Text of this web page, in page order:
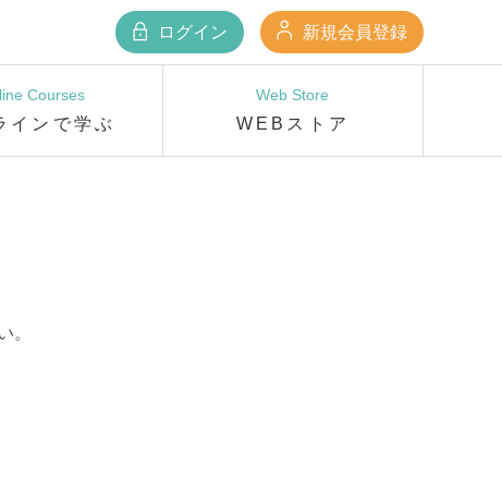
ログイン 新規会員登録
Courses
インで学ぶ
Web Store
WEBストア
。